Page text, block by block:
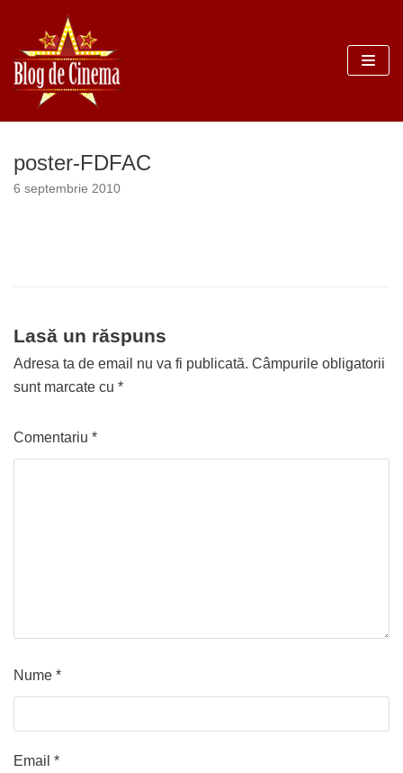
Sari
la
conținut
poster-FDFAC
6 septembrie 2010
Lasă un răspuns
Adresa ta de email nu va fi publicată. Câmpurile obligatorii
sunt marcate cu *
Comentariu *
Nume *
Email *